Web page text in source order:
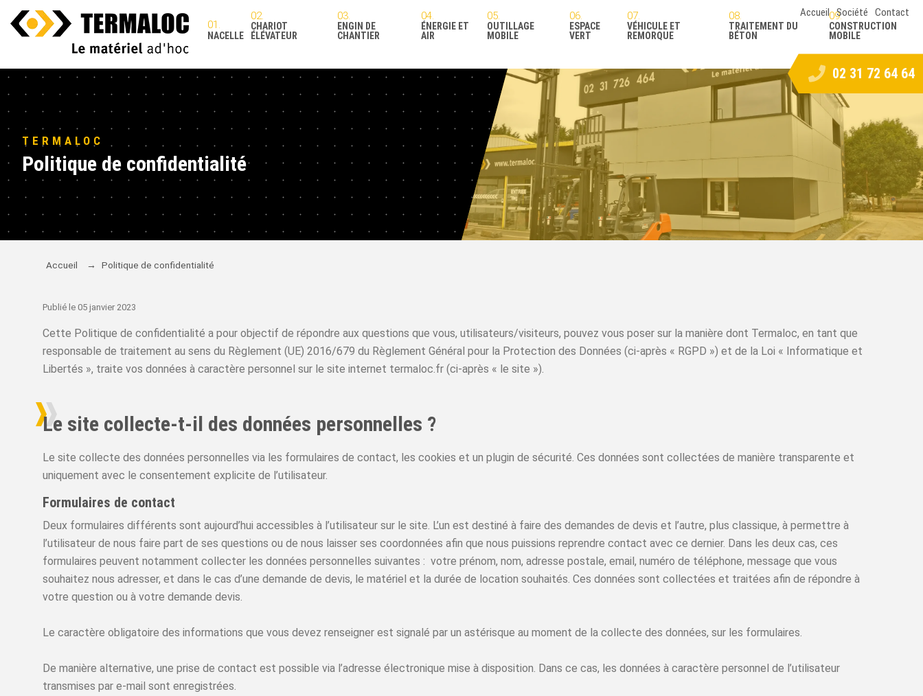
NACELLE
CHARIOT
ÉLÉVATEUR
ENGIN DE
CHANTIER
ÉNERGIE ET
AIR
OUTILLAGE
MOBILE
ESPACE
VERT
VÉHICULE ET
REMORQUE
TRAITEMENT DU
BÉTON
CONSTRUCTION
MOBILE
Accueil Société Contact
02 31 72 64 64
TERMALOC
Politique de confidentialité
Accueil → Politique de confidentialité
Publié le 05 janvier 2023
Cette Politique de confidentialité a pour objectif de répondre aux questions que vous, utilisateurs/visiteurs, pouvez vous poser sur la manière dont Termaloc, en tant que
responsable de traitement au sens du Règlement (UE) 2016/679 du Règlement Général pour la Protection des Données (ci-après « RGPD ») et de la Loi « Informatique et
Libertés », traite vos données à caractère personnel sur le site internet termaloc.fr (ci-après « le site »).
Le site collecte-t-il des données personnelles ?
Le site collecte des données personnelles via les formulaires de contact, les cookies et un plugin de sécurité. Ces données sont collectées de manière transparente et
uniquement avec le consentement explicite de l’utilisateur.
Formulaires de contact
Deux formulaires différents sont aujourd’hui accessibles à l’utilisateur sur le site. L’un est destiné à faire des demandes de devis et l’autre, plus classique, à permettre à
l’utilisateur de nous faire part de ses questions ou de nous laisser ses coordonnées afin que nous puissions reprendre contact avec ce dernier. Dans les deux cas, ces
formulaires peuvent notamment collecter les données personnelles suivantes : votre prénom, nom, adresse postale, email, numéro de téléphone, message que vous
souhaitez nous adresser, et dans le cas d’une demande de devis, le matériel et la durée de location souhaités. Ces données sont collectées et traitées afin de répondre à
votre question ou à votre demande devis.
Le caractère obligatoire des informations que vous devez renseigner est signalé par un astérisque au moment de la collecte des données, sur les formulaires.
De manière alternative, une prise de contact est possible via l’adresse électronique mise à disposition. Dans ce cas, les données à caractère personnel de l’utilisateur
transmises par e-mail sont enregistrées.